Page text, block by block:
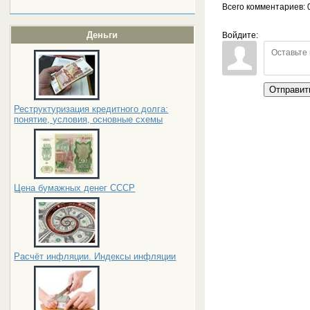
Деньги
Реструктуризация кредитного долга:
понятие, условия, основные схемы
Цена бумажных денег СССР
Расчёт инфляции. Индексы инфляции
Всего комментариев:
Войдите: